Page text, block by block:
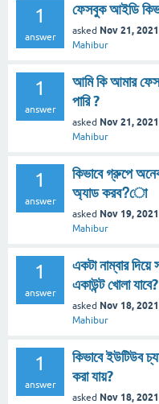
1
answer
ফেসবুক আইডি
asked Nov 21, 2021
Mahibur
1
answer
আমি কি আমার
পারি ?
asked Nov 21, 2021
Mahibur
1
answer
কিভাবে গ্রুপে
অ্যাড করব?ো
asked Nov 19, 2021
Mahibur
1
answer
একটা নাম্বার
একাউন্ট খোলা যাবে?
asked Nov 18, 2021
Mahibur
1
answer
কিভাবে ইউটিউব
করা যায়?
asked Nov 18, 2021